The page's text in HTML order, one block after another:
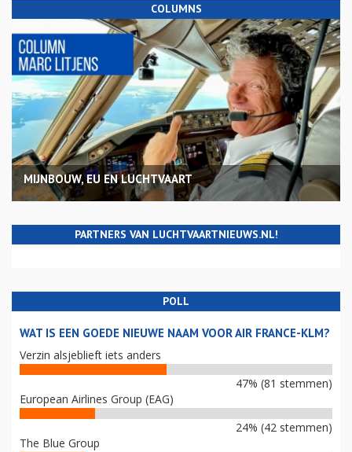
COLUMNS
MIJNBOUW, EU EN LUCHTVAART
PARTNERS VAN LUCHTVAARTNIEUWS.NL!
POLL
WAT IS EEN GOEDE NIEUWE NAAM VOOR AIR FRANCE-KLM?
Verzin alsjeblieft iets anders
47% (81 stemmen)
European Airlines Group (EAG)
24% (42 stemmen)
The Blue Group